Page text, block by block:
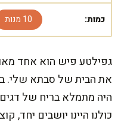
כמות: 10 מנות
גפילטע פיש הוא אחד
את הבית של סבתא שלי.
היה מתמלא בריח של דגים,
כולנו היינו יושבים יחד,